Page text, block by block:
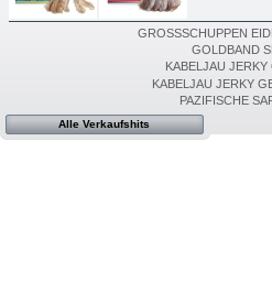
GROSSSCHUPPEN
GOLDBAND
KABELJAU JERKY
KABELJAU JERKY
PAZIFISCHE
Alle Verkaufshits